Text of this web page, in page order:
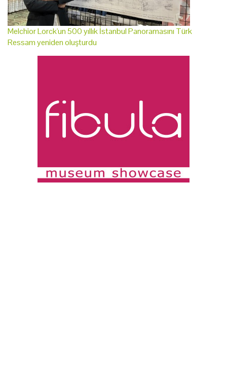
Melchior Lorck'un 500 yıllık İstanbul Panoramasını Türk
Ressam yeniden oluşturdu